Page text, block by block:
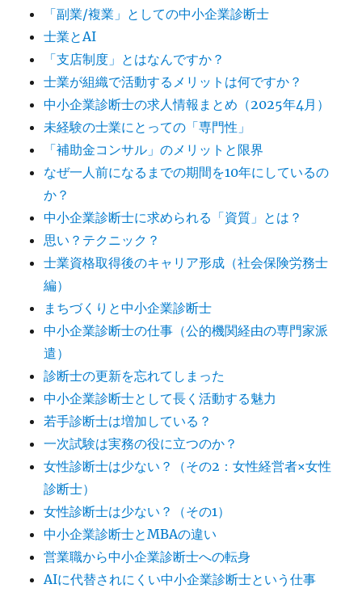
「副業/複業」としての中小企業診断士
士業とAI
「支店制度」とはなんですか？
士業が組織で活動するメリットは何ですか？
中小企業診断士の求人情報まとめ（2025年4月）
未経験の士業にとっての「専門性」
「補助金コンサル」のメリットと限界
なぜ一人前になるまでの期間を10年にしているの
か？
中小企業診断士に求められる「資質」とは？
思い？テクニック？
士業資格取得後のキャリア形成（社会保険労務士
編）
まちづくりと中小企業診断士
中小企業診断士の仕事（公的機関経由の専門家派
遣）
診断士の更新を忘れてしまった
中小企業診断士として長く活動する魅力
若手診断士は増加している？
一次試験は実務の役に立つのか？
女性診断士は少ない？（その2：女性経営者×女性
診断士）
女性診断士は少ない？（その1）
中小企業診断士とMBAの違い
営業職から中小企業診断士への転身
AIに代替されにくい中小企業診断士という仕事